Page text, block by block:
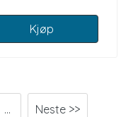
Kjøp
... Neste >>